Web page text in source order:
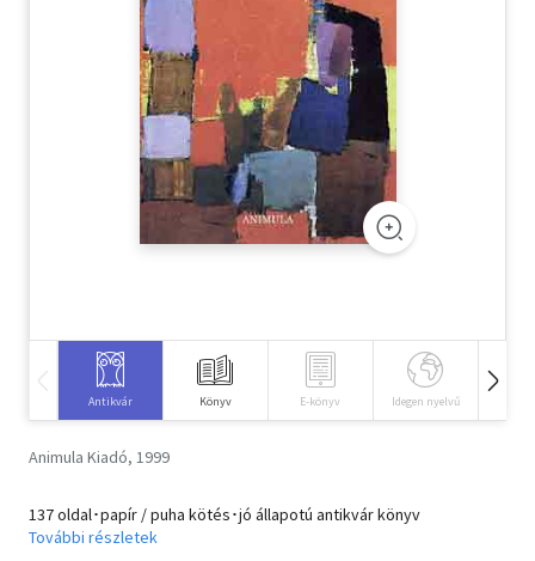
Szótár, nyelvkönyv
Tankönyv, segédkönyv
Társadalomtudomány
Antikvár Könyv E-könyv Idegen nyelvű
Animula Kiadó, 1999
137 oldal･papír / puha kötés･jó állapotú antikvár könyv
További részletek